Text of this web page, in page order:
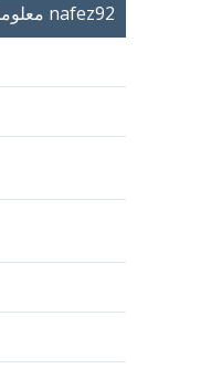
nafez92 معلومات المنتدى